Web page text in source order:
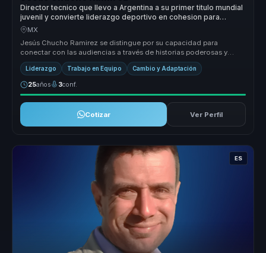
Director tecnico que llevo a Argentina a su primer titulo mundial
juvenil y convierte liderazgo deportivo en cohesion para
equipos.
MX
Jesús Chucho Ramirez se distingue por su capacidad para
conectar con las audiencias a través de historias poderosas y
lecciones aprendida...
Liderazgo Trabajo en Equipo Cambio y Adaptación
25años 3conf.
Cotizar Ver Perfil
ES